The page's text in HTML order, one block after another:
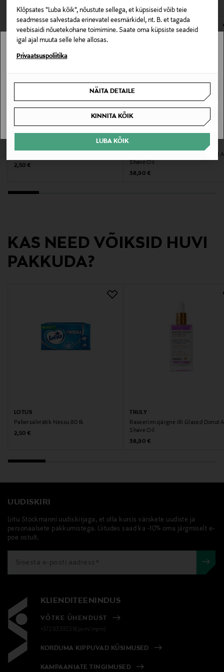
Klõpsates "Luba kõik", nõustute sellega, et küpsiseid võib teie
seadmesse salvestada erinevatel eesmärkidel, nt. B. et tagada
veebisaidi nõuetekohane toimimine. Saate oma küpsiste seadeid
igal ajal muuta selle lehe allosas.
Privaatsuspoliitika
NÄITA DETAILE
KINNITA KÕIK
LUBA KÕIK
75 cm
Valmistaja tootenumber
7310615462241
Äyritie 16, 01510, Vantaa, Finland
Digitaalne aadress
palaute@orkla.fi
E-POE TAGASTUSED
Original Price
2,50 €
Raseerimisjärgne õli Glazed Donut
Shave Oil
Original Price
38,90 €
KAS NEED VÕIKSID HUVI
PAKKUDA?
LOTUS
Pabersalvrätik Nessu 80 tk
Original Price
2,50 €
TRULY
Raseerimisjärgne õli Glazed Donut
Shave Oil
Original Price
38,90 €
UUDISKIRI
Liitu Stockmanni uudiskirjaga, et olla kursis värskete uudiste ja
personaalsete pakkumistega. Liitudes saad ka -10% oma järgmiselt e-
poe ostult.
KLIENDITEENINDUS
VÕTKE ÜHENDUST
+372 6339539(pvm/mpm)
KORDUMA KIPPUVAD KÜSIMUSED
KAMPAANIATE TINGIMUSED
Stockmann pole Sinu riigis saadaval.
SAAN ARU